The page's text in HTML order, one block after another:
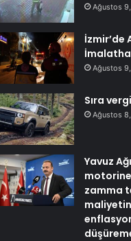
Ağustos
İzmir’de
Ağustos
Sıra
Ağustos
Yavuz
zamma